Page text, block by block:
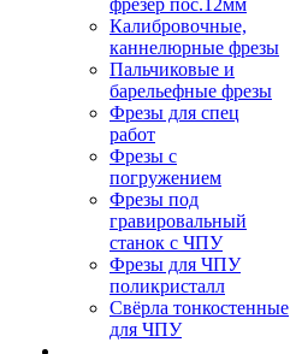
фрезер пос.12мм
Калибровочные,
каннелюрные фрезы
Пальчиковые и
барельефные фрезы
Фрезы для спец
работ
Фрезы с
погружением
Фрезы под
гравировальный
станок с ЧПУ
Фрезы для ЧПУ
поликристалл
Свёрла тонкостенные
для ЧПУ